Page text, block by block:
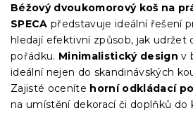
Béžový dvoukomorový koš na
SPECA představuje ideální řešení
hledají efektivní způsob, jak udržet
pořádku. Minimalistický design v
ideální nejen do skandinávských
Zajisté oceníte horní odkládací
na umístění dekorací či doplňků do